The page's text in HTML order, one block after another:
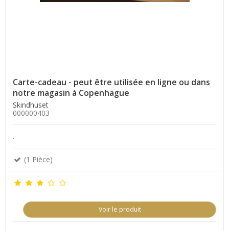
Carte-cadeau - peut être utilisée en ligne ou dans
notre magasin à Copenhague
Skindhuset
000000403
.
(1 Pièce)
Voir le produit